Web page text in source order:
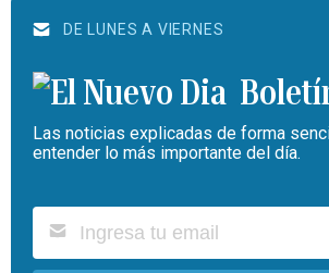
DE LUNES A VIERNES
Las noticias explicadas de forma
entender lo más importante del día.